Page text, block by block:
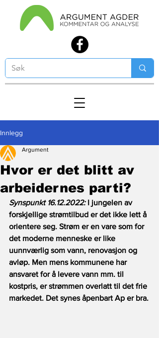
Innlegg
Hvor er det blitt av
arbeidernes parti?
Argument
Synspunkt 16.12.2022: I jungelen av
forskjellige strømtilbud er det ikke lett å
orientere seg. Strøm er en vare som for
det moderne menneske er like
uunnværlig som vann, renovasjon og
avløp. Men mens kommunene har
ansvaret for å levere vann mm. til
kostpris, er strømmen overlatt til det frie
markedet. Det synes åpenbart Ap er bra.